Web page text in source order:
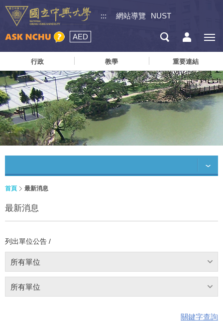
::: 網站導覽 NUST
AED
行政 教學 重要連結
首頁 最新消息
最新消息
列出單位公告 /
所有單位
所有單位
關鍵字查詢